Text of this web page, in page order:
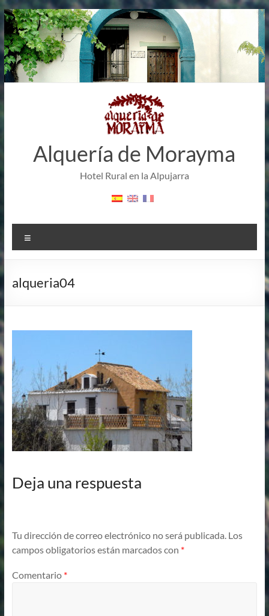
Saltar
al
contenido
Alquería de Morayma
Hotel Rural en la Alpujarra
alqueria04
Deja una respuesta
Tu dirección de correo electrónico no será publicada. Los
campos obligatorios están marcados con *
Comentario *